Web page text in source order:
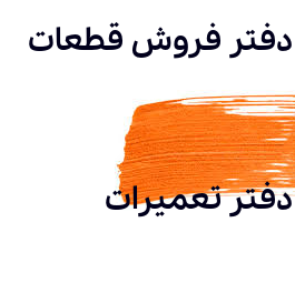
فروش قطعات
تعمیرات